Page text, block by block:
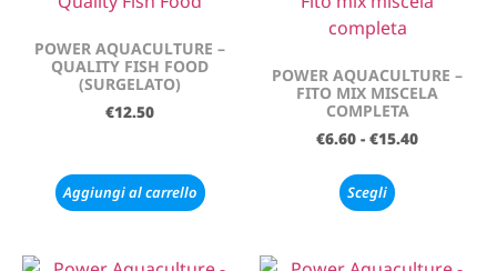
POWER AQUACULTURE –
QUALITY FISH FOOD
(SURGELATO)
€12.50
Aggiungi al carrello
POWER AQUACULTURE –
FITO MIX MISCELA
COMPLETA
€6.60 - €15.40
Scegli